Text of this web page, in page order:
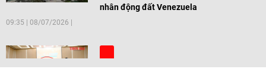
nhân động đất Venezuela
09:35 08/07/2026
[Video] Trẻ em Đông Á cùng kiến tạo